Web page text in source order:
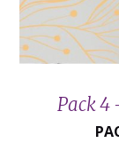
Pack